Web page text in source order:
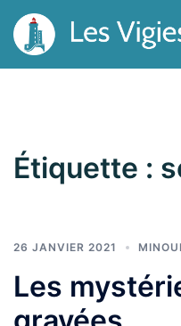
Aller
au
contenu
Étiquette :
26 JANVIER 2021
Les